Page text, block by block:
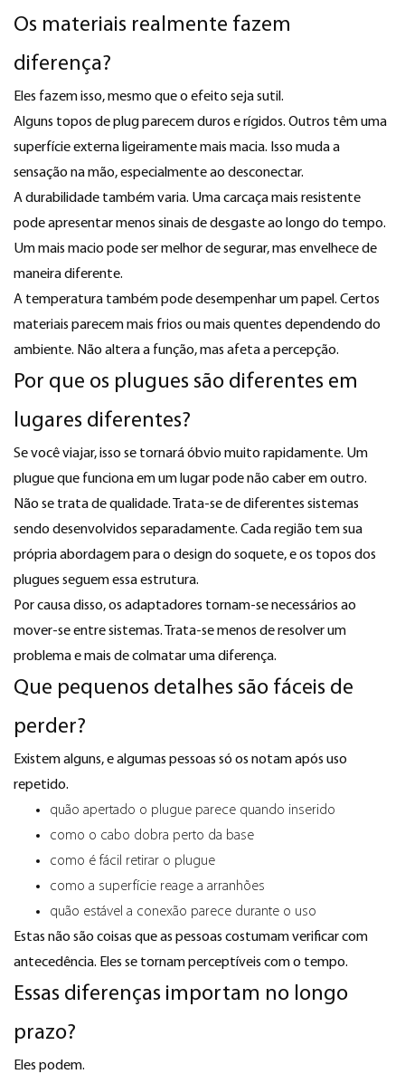
Os materiais realmente fazem
diferença?
Eles fazem isso, mesmo que o efeito seja sutil.
Alguns topos de plug parecem duros e rígidos. Outros têm uma
superfície externa ligeiramente mais macia. Isso muda a
sensação na mão, especialmente ao desconectar.
A durabilidade também varia. Uma carcaça mais resistente
pode apresentar menos sinais de desgaste ao longo do tempo.
Um mais macio pode ser melhor de segurar, mas envelhece de
maneira diferente.
A temperatura também pode desempenhar um papel. Certos
materiais parecem mais frios ou mais quentes dependendo do
ambiente. Não altera a função, mas afeta a percepção.
Por que os plugues são diferentes em
lugares diferentes?
Se você viajar, isso se tornará óbvio muito rapidamente. Um
plugue que funciona em um lugar pode não caber em outro.
Não se trata de qualidade. Trata-se de diferentes sistemas
sendo desenvolvidos separadamente. Cada região tem sua
própria abordagem para o design do soquete, e os topos dos
plugues seguem essa estrutura.
Por causa disso, os adaptadores tornam-se necessários ao
mover-se entre sistemas. Trata-se menos de resolver um
problema e mais de colmatar uma diferença.
Que pequenos detalhes são fáceis de
perder?
Existem alguns, e algumas pessoas só os notam após uso
repetido.
quão apertado o plugue parece quando inserido
como o cabo dobra perto da base
como é fácil retirar o plugue
como a superfície reage a arranhões
quão estável a conexão parece durante o uso
Estas não são coisas que as pessoas costumam verificar com
antecedência. Eles se tornam perceptíveis com o tempo.
Essas diferenças importam no longo
prazo?
Eles podem.